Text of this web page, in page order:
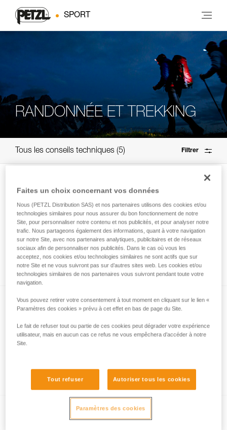
SPORT
RANDONNÉE ET TREKKING
Tous les conseils techniques 5 Filtrer
Comment sont mesurées les performances
d’éclairage avec le protocole ANSI/PLATO
FL1 ?
question de compromis
Faites un choix concernant vos données
Nous (PETZL Distribution SAS) et nos partenaires utilisons des cookies et/ou
technologies similaires pour nous assurer du bon fonctionnement de notre
Site, pour personnaliser notre contenu et nos publicités, et pour analyser notre
trafic. Nous partageons également des informations, quant à votre navigation
sur notre Site, avec nos partenaires analytiques, publicitaires et de réseaux
sociaux afin de personnaliser nos publicités. Dans le cas où vous les
acceptez, nos cookies et/ou technologies similaires ne sont actifs que sur
notre Site et ne vous suivront pas sur d’autres sites web. Les cookies et/ou
technologies similaires de nos partenaires vous suivront pendant toute votre
navigation.
Vous pouvez retirer votre consentement à tout moment en cliquant sur le lien «
Paramètres des cookies » prévu à cet effet en bas de page du Site.
Le fait de refuser tout ou partie de ces cookies peut dégrader votre expérience
utilisateur, mais en aucun cas ce refus ne vous empêchera d’accéder à notre
Site.
Tout refuser Autoriser tous les cookies
Paramètres des cookies